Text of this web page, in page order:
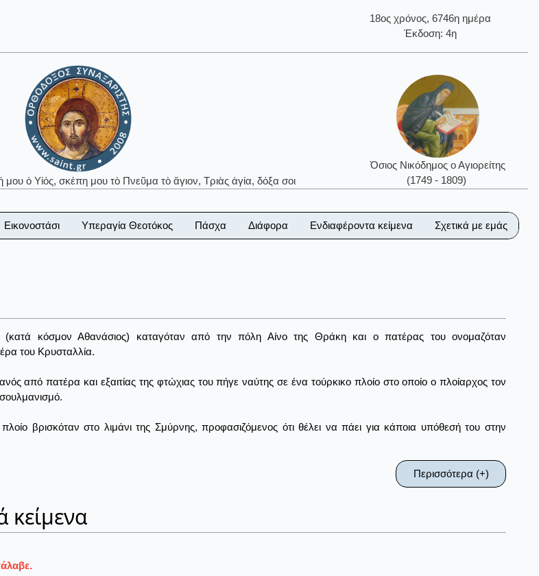
18ος χρόνος, 6746η ημέρα
Έκδοση: 4η
ὁ Υἱός, σκέπη μου τὸ Πνεῦμα τὸ ἅγιον, Τριὰς ἁγία, δόξα σοι
Όσιος Νικόδημος ο Αγιορείτης
(1749 - 1809)
Εικονοστάσι Υπεραγία Θεοτόκος Πάσχα Διάφορα Ενδιαφέροντα κείμενα Σχετικά με εμάς
(κατά κόσμον Αθανάσιος) καταγόταν από την πόλη Αίνο της Θράκη και ο πατέρας του ονομαζόταν
του Κρυσταλλία.
από πατέρα και εξαιτίας της φτώχιας του πήγε ναύτης σε ένα τούρκικο πλοίο στο οποίο ο πλοίαρχος τον
βρισκόταν στο λιμάνι της Σμύρνης, προφασιζόμενος ότι θέλει να πάει για κάποια υπόθεσή του στην
Περισσότερα (+)
κείμενα